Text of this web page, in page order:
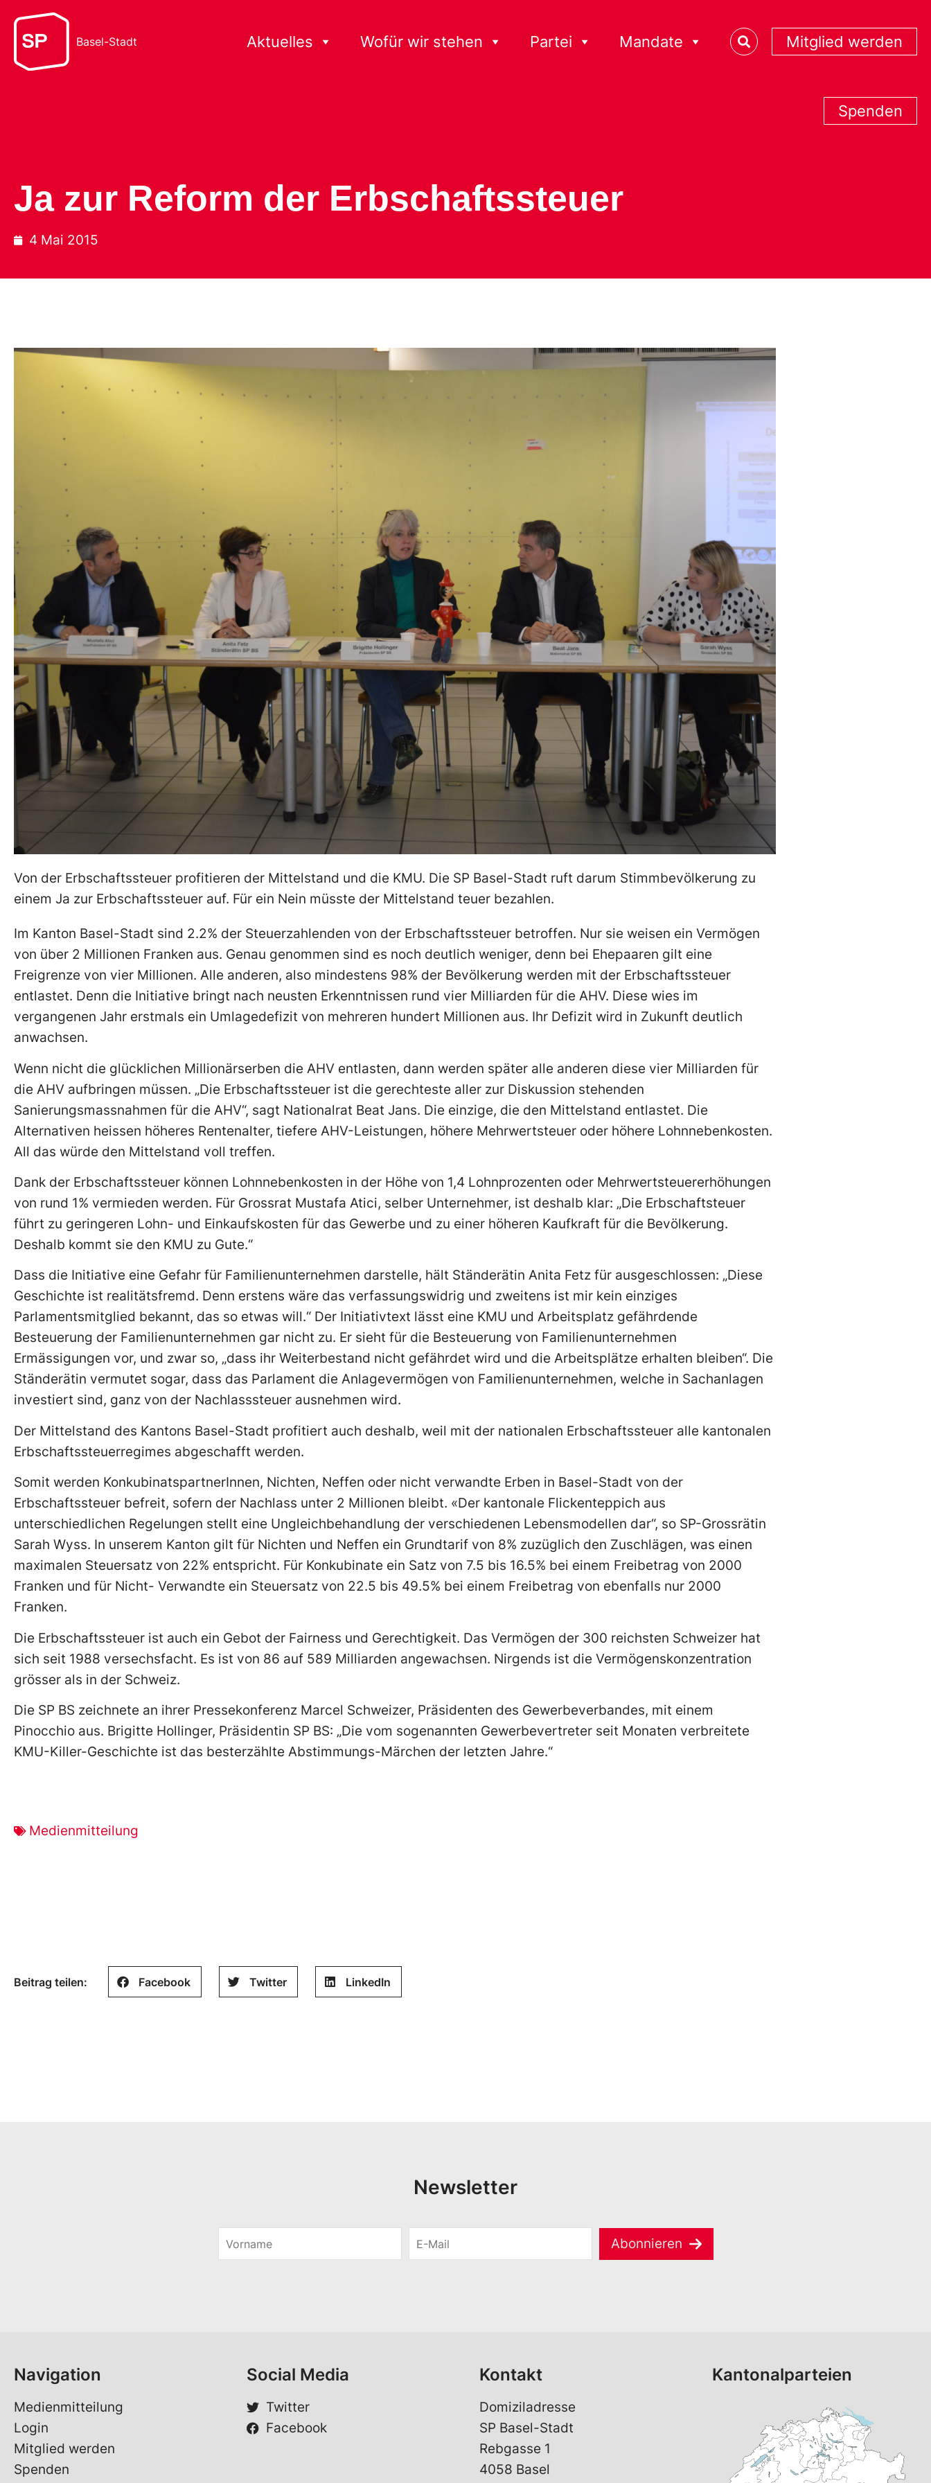
Basel-Stadt Aktuelles Wofür wir stehen Partei Mandate Mitglied werden
Spenden
Ja zur Reform der Erbschaftssteuer
4 Mai 2015
Von der Erbschaftssteuer profitieren der Mittelstand und die KMU. Die SP Basel-Stadt ruft darum Stimmbevölkerung zu
einem Ja zur Erbschaftssteuer auf. Für ein Nein müsste der Mittelstand teuer bezahlen.
Im Kanton Basel-Stadt sind 2.2% der Steuerzahlenden von der Erbschaftssteuer betroffen. Nur sie weisen ein Vermögen
von über 2 Millionen Franken aus. Genau genommen sind es noch deutlich weniger, denn bei Ehepaaren gilt eine
Freigrenze von vier Millionen. Alle anderen, also mindestens 98% der Bevölkerung werden mit der Erbschaftssteuer
entlastet. Denn die Initiative bringt nach neusten Erkenntnissen rund vier Milliarden für die AHV. Diese wies im
vergangenen Jahr erstmals ein Umlagedefizit von mehreren hundert Millionen aus. Ihr Defizit wird in Zukunft deutlich
anwachsen.
Wenn nicht die glücklichen Millionärserben die AHV entlasten, dann werden später alle anderen diese vier Milliarden für
die AHV aufbringen müssen. „Die Erbschaftssteuer ist die gerechteste aller zur Diskussion stehenden
Sanierungsmassnahmen für die AHV“, sagt Nationalrat Beat Jans. Die einzige, die den Mittelstand entlastet. Die
Alternativen heissen höheres Rentenalter, tiefere AHV-Leistungen, höhere Mehrwertsteuer oder höhere Lohnnebenkosten.
All das würde den Mittelstand voll treffen.
Dank der Erbschaftssteuer können Lohnnebenkosten in der Höhe von 1,4 Lohnprozenten oder Mehrwertsteuererhöhungen
von rund 1% vermieden werden. Für Grossrat Mustafa Atici, selber Unternehmer, ist deshalb klar: „Die Erbschaftsteuer
führt zu geringeren Lohn- und Einkaufskosten für das Gewerbe und zu einer höheren Kaufkraft für die Bevölkerung.
Deshalb kommt sie den KMU zu Gute.“
Dass die Initiative eine Gefahr für Familienunternehmen darstelle, hält Ständerätin Anita Fetz für ausgeschlossen: „Diese
Geschichte ist realitätsfremd. Denn erstens wäre das verfassungswidrig und zweitens ist mir kein einziges
Parlamentsmitglied bekannt, das so etwas will.“ Der Initiativtext lässt eine KMU und Arbeitsplatz gefährdende
Besteuerung der Familienunternehmen gar nicht zu. Er sieht für die Besteuerung von Familienunternehmen
Ermässigungen vor, und zwar so, „dass ihr Weiterbestand nicht gefährdet wird und die Arbeitsplätze erhalten bleiben“. Die
Ständerätin vermutet sogar, dass das Parlament die Anlagevermögen von Familienunternehmen, welche in Sachanlagen
investiert sind, ganz von der Nachlasssteuer ausnehmen wird.
Der Mittelstand des Kantons Basel-Stadt profitiert auch deshalb, weil mit der nationalen Erbschaftssteuer alle kantonalen
Erbschaftssteuerregimes abgeschafft werden.
Somit werden KonkubinatspartnerInnen, Nichten, Neffen oder nicht verwandte Erben in Basel-Stadt von der
Erbschaftssteuer befreit, sofern der Nachlass unter 2 Millionen bleibt. «Der kantonale Flickenteppich aus
unterschiedlichen Regelungen stellt eine Ungleichbehandlung der verschiedenen Lebensmodellen dar“, so SP-Grossrätin
Sarah Wyss. In unserem Kanton gilt für Nichten und Neffen ein Grundtarif von 8% zuzüglich den Zuschlägen, was einen
maximalen Steuersatz von 22% entspricht. Für Konkubinate ein Satz von 7.5 bis 16.5% bei einem Freibetrag von 2000
Franken und für Nicht- Verwandte ein Steuersatz von 22.5 bis 49.5% bei einem Freibetrag von ebenfalls nur 2000
Franken.
Die Erbschaftssteuer ist auch ein Gebot der Fairness und Gerechtigkeit. Das Vermögen der 300 reichsten Schweizer hat
sich seit 1988 versechsfacht. Es ist von 86 auf 589 Milliarden angewachsen. Nirgends ist die Vermögenskonzentration
grösser als in der Schweiz.
Die SP BS zeichnete an ihrer Pressekonferenz Marcel Schweizer, Präsidenten des Gewerbeverbandes, mit einem
Pinocchio aus. Brigitte Hollinger, Präsidentin SP BS: „Die vom sogenannten Gewerbevertreter seit Monaten verbreitete
KMU-Killer-Geschichte ist das besterzählte Abstimmungs-Märchen der letzten Jahre.“
Medienmitteilung
Beitrag teilen: Facebook Twitter LinkedIn
Newsletter
r
M
*
Abonnieren
Navigation
Medienmitteilung
Login
Mitglied werden
Spenden
Social Media
Twitter
Facebook
Kontakt
Domiziladresse
SP Basel-Stadt
Rebgasse 1
4058 Basel
Kantonalparteien